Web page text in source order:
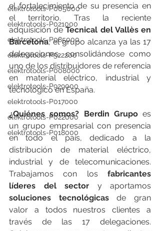
elektrotools-P005000
elektrotools-P021000
elektrotools-P085000
elektrotools-P522200
elektrotools-P008000
elektrotools-P929000
elektrotools-P017000
elektrotools-P022000
elektrotools-P018000
el fortalecimiento de su presencia en
el territorio. Tras la reciente
adquisición de Tecnical del Vallès en
Barcelona, el grupo alcanza ya las 17
delegaciones, consolidándose como
uno de los distribuidores de referencia
en material eléctrico, industrial y
tecnológico en España.
¿Quiénes somos? Berdin Grupo es
un grupo empresarial con presencia
en todo el país, dedicado a la
distribución de material eléctrico,
industrial y de telecomunicaciones.
Trabajamos con los fabricantes
líderes del sector
soluciones tecnológicas de gran
valor a todos nuestros clientes a
través de las 17 delegaciones.